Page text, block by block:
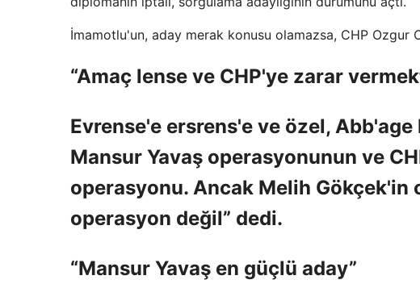
İmamotlu'un, aday merak konusu olamazsa, CHP Ozgur
“Amaç lense ve CHP'ye zarar
Evrense'e ersrens'e ve özel,
Mansur Yavaş operasyonunun ve
operasyonu. Ancak Melih
operasyon değil” dedi.
“Mansur Yavaş en güçlü aday”